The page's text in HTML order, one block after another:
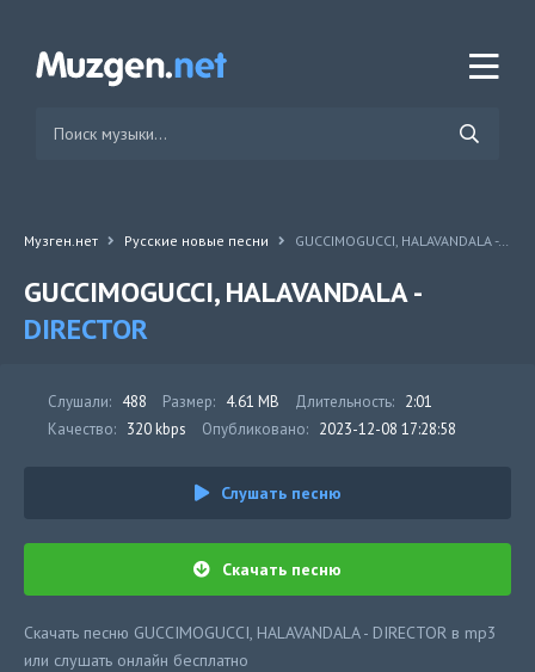
Музген.нет Русские новые песни GUCCIMOGUCCI, HALAVANDALA - DIRECTOR
GUCCIMOGUCCI, HALAVANDALA -
DIRECTOR
Слушали: 488 Размер: 4.61 MB Длительность: 2:01
Качество: 320 kbps Опубликовано: 2023-12-08 17:28:58
Слушать песню
Скачать песню
Скачать песню GUCCIMOGUCCI, HALAVANDALA - DIRECTOR в mp3
или слушать онлайн бесплатно